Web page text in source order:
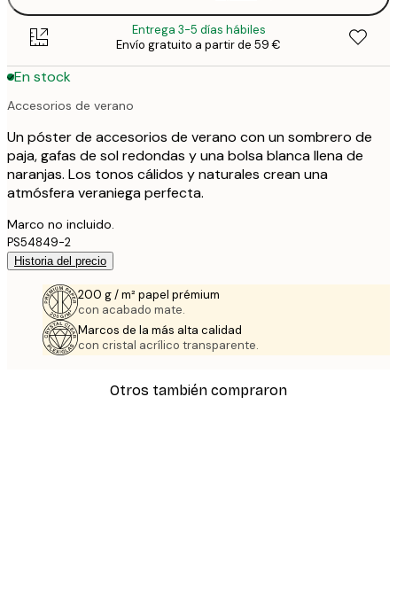
Entrega 3-5 días hábiles
Envío gratuito a partir de 59 €
En stock
Accesorios de verano
Un póster de accesorios de verano con un sombrero de
paja, gafas de sol redondas y una bolsa blanca llena de
naranjas. Los tonos cálidos y naturales crean una
atmósfera veraniega perfecta.
Marco no incluido.
PS54849-2
Historia del precio
200 g / m² papel prémium
con acabado mate.
Marcos de la más alta calidad
con cristal acrílico transparente.
Otros también compraron